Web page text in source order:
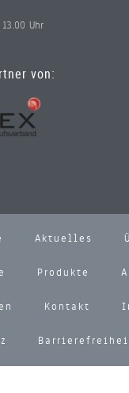
Uhr
von:
Aktuelles
Produkte
Kontakt